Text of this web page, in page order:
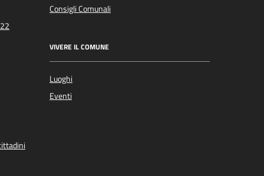
Consigli Comunali
VIVERE IL COMUNE
Luoghi
Eventi